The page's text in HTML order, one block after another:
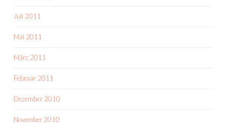
Juli 2011
Mai 2011
März 2011
Februar 2011
Dezember 2010
November 2010